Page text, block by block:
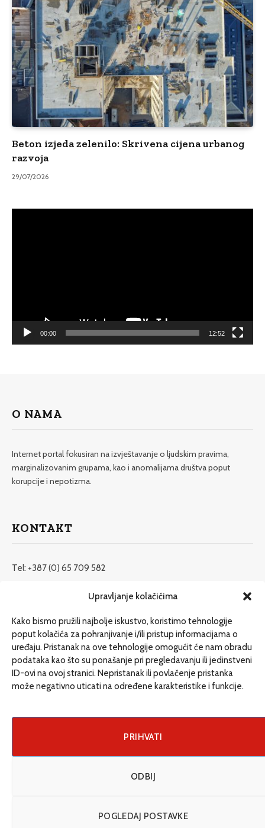
Upravljanje kolačićima
Kako bismo pružili najbolje iskustvo, koristimo tehnologije
poput kolačića za pohranjivanje i/ili pristup informacijama o
uređaju. Pristanak na ove tehnologije omogućit će nam obradu
podataka kao što su ponašanje pri pregledavanju ili jedinstveni
ID-ovi na ovoj stranici. Nepristanak ili povlačenje pristanka
može negativno uticati na određene karakteristike i funkcije.
PRIHVATI
ODBIJ
POGLEDAJ POSTAVKE
Beton izjeda zelenilo: Skrivena cijena urbanog
razvoja
29/07/2026
00:00 12:52
O NAMA
Internet portal fokusiran na izvještavanje o ljudskim pravima,
marginalizovanim grupama, kao i anomalijama društva poput
korupcije i nepotizma.
KONTAKT
Tel: +387 (0) 65 709 582
redakcija@etrafika.net
Dosije
Drugi pišu
Društvo